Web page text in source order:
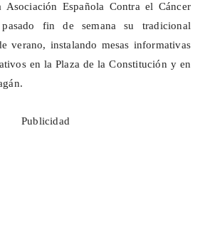
Española Contra el Cáncer
fin de semana su tradicional
verano, instalando mesas informativas
en la Plaza de la Constitución y en
Publicidad